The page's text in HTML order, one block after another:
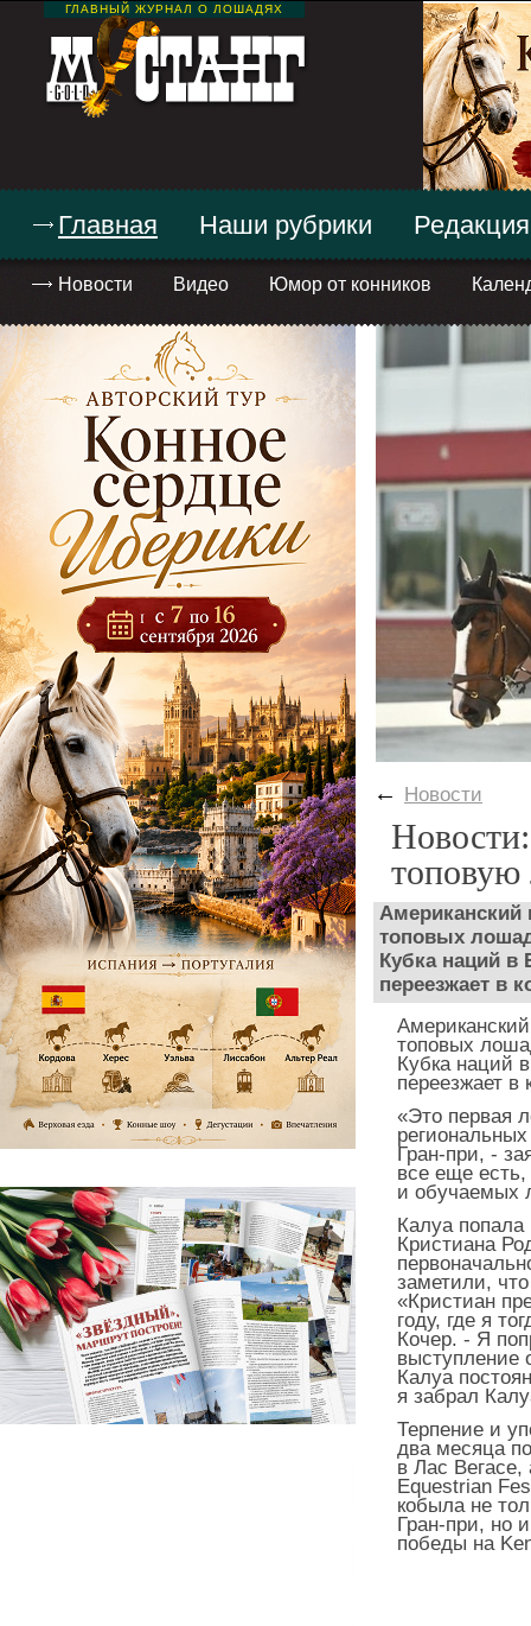
ГЛАВНЫЙ ЖУРНАЛ О ЛОШАДЯХ
Главная
Новости Видео Юмор от конников
Наши рубрики Редакция
← Новости
Американский
топовых
Кубка наций в
переезжает в
топовых
Кубка наций
переезжает
«Это первая
Гран-при, -
все еще
и обучаемых
Калуа попала
Кристиана
заметили,
«Кристиан
году, где я
Кочер. - Я
выступление
Калуа
я забрал
Терпение и
два месяца
в Лас
Equestrian
кобыла не
Гран-при, но
победы на